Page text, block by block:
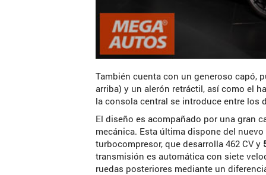
También cuenta con un generoso capó,
arriba) y un alerón retráctil, así como el
la consola central se introduce entre los
El diseño es acompañado por una gran
mecánica. Esta última dispone del
turbocompresor, que desarrolla 462 CV y
transmisión es automática con siete
ruedas posteriores mediante un